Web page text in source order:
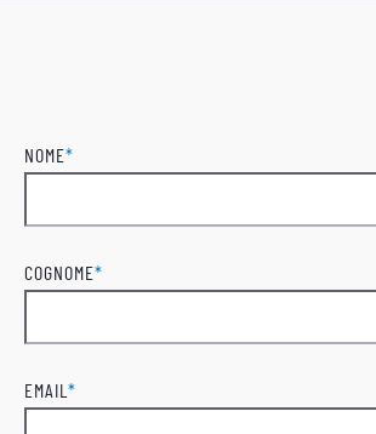
NOME*
COGNOME*
EMAIL *